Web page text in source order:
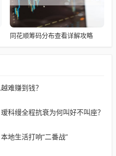
同花顺筹码分布查看详解攻略
难赚到钱？
科缦全程抗衰为何叫好不叫座？
地生活打响“二番战”